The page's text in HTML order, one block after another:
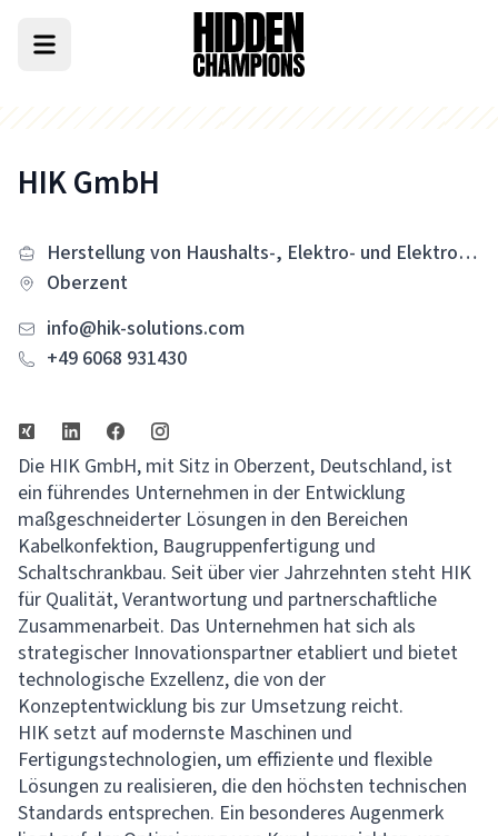
HIK GmbH
Herstellung von Haushalts-, Elektro- und Elektronikgeräten
Oberzent
info@hik-solutions.com
+49 6068 931430
Die HIK GmbH, mit Sitz in Oberzent, Deutschland, ist
ein führendes Unternehmen in der Entwicklung
maßgeschneiderter Lösungen in den Bereichen
Kabelkonfektion, Baugruppenfertigung und
Schaltschrankbau. Seit über vier Jahrzehnten steht HIK
für Qualität, Verantwortung und partnerschaftliche
Zusammenarbeit. Das Unternehmen hat sich als
strategischer Innovationspartner etabliert und bietet
technologische Exzellenz, die von der
Konzeptentwicklung bis zur Umsetzung reicht.
HIK setzt auf modernste Maschinen und
Fertigungstechnologien, um effiziente und flexible
Lösungen zu realisieren, die den höchsten technischen
Standards entsprechen. Ein besonderes Augenmerk